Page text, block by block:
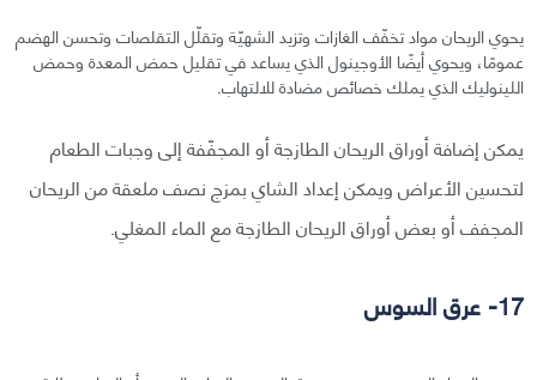
يحوي الريحان مواد تخفّف الغازات وتزيد الشهيّة وتقلّل التقلصات وتحسن الهضم
عمومًا، ويحوي أيضًا الأوجينول الذي يساعد في تقليل حمض المعدة وحمض
اللينوليك الذي يملك خصائص مضادة للالتهاب.
يمكن إضافة أوراق الريحان الطازجة أو المجفّفة إلى وجبات الطعام
لتحسين الأعراض ويمكن إعداد الشاي بمزج نصف ملعقة من الريحان
المجفف أو بعض أوراق الريحان الطازجة مع الماء المغلي.
17- عرق السوس